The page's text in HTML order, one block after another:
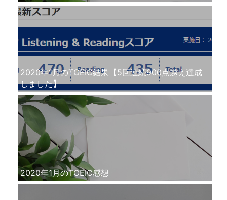
2020年1月のTOEIC結果【5回連続900点越え達成
しました】
2020年1月のTOEIC感想